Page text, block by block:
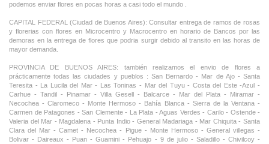
podemos enviar flores en pocas horas a casi todo el mundo .
CAPITAL FEDERAL (Ciudad de Buenos Aires): Consultar entrega de ramos de rosas
y florerias con flores en Microcentro y Macrocentro en horario de Bancos por las
demoras en la entrega de flores que podria surgir debido al transito en las horas de
mayor demanda.
PROVINCIA DE BUENOS AIRES: también realizamos el envio de flores a
prácticamente todas las ciudades y pueblos : San Bernardo - Mar de Ajo - Santa
Teresita - La Lucila del Mar - Las Toninas - Mar del Tuyu - Costa del Este -Azul -
Carhue - Tandil - Pinamar - Villa Gesell - Balcarce - Mar del Plata - Miramar -
Necochea - Claromeco - Monte Hermoso - Bahía Blanca - Sierra de la Ventana -
Carmen de Patagones - San Clemente - La Plata - Aguas Verdes - Carilo - Ostende -
Valeria del Mar - Magdalena - Punta Indio - General Madariaga - Mar Chiquita - Santa
Clara del Mar - Camet - Necochea - Pigue - Monte Hermoso - General villegas -
Bolivar - Daireaux - Puan - Guamini - Pehuajo - 9 de julio - Saladillo - Chivilcoy -